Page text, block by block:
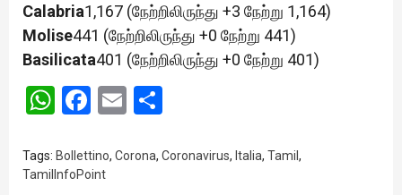
Calabria1,167 (நேற்றிலிருந்து +3 நேற்று 1,164)
Molise441 (நேற்றிலிருந்து +0 நேற்று 441)
Basilicata401 (நேற்றிலிருந்து +0 நேற்று 401)
WhatsApp
Facebook
Email
Tags: Bollettino, Corona, Coronavirus, Italia, Tamil ,
TamilInfoPoint